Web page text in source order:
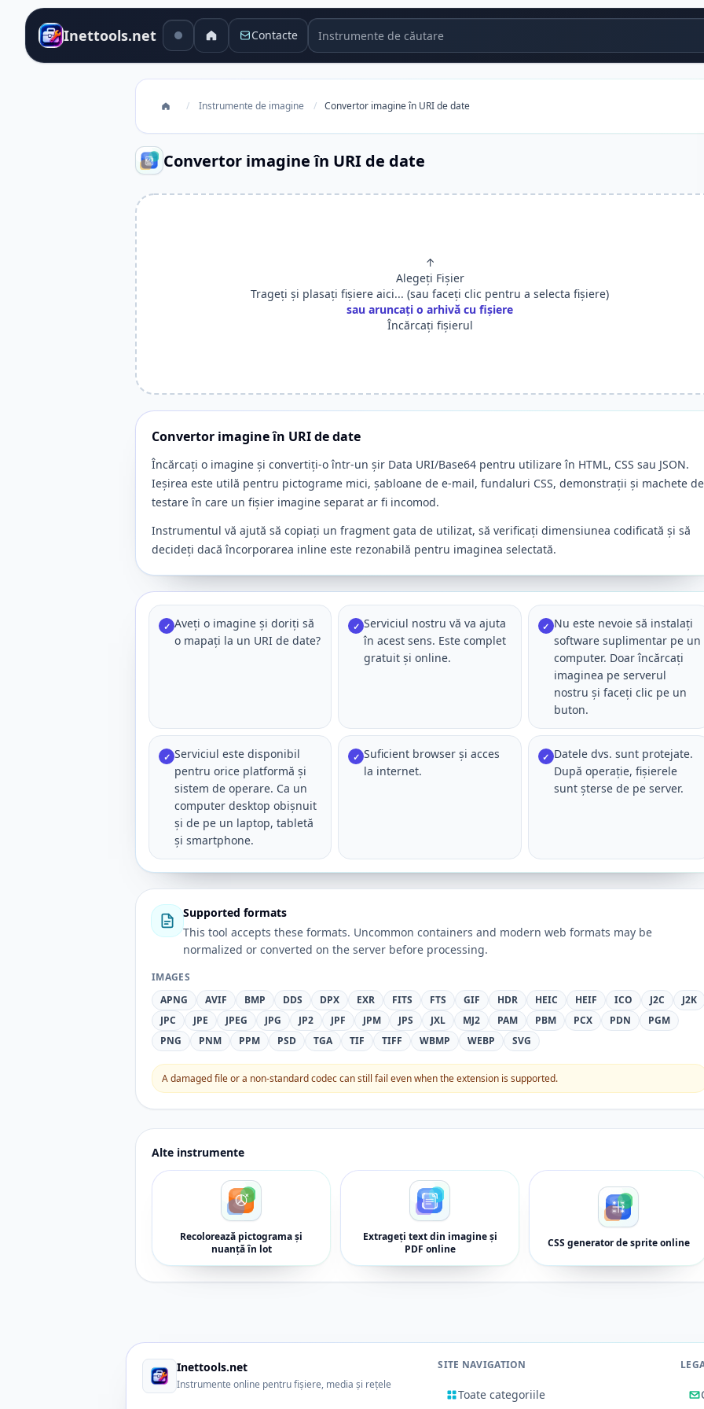
Inettools.net Contacte Instrumente de căutare
/ Instrumente de imagine / Convertor imagine în URI de date
Convertor imagine în URI de date
↑
Alegeți Fișier
Trageți și plasați fișiere aici... (sau faceți clic pentru a selecta fișiere)
sau aruncați o arhivă cu fișiere
Încărcați fișierul
Convertor imagine în URI de date
Încărcați o imagine și convertiți-o într-un șir Data URI/Base64 pentru utilizare în HTML, CSS sau JSON.
Ieșirea este utilă pentru pictograme mici, șabloane de e-mail, fundaluri CSS, demonstrații și machete de
testare în care un fișier imagine separat ar fi incomod.
Instrumentul vă ajută să copiați un fragment gata de utilizat, să verificați dimensiunea codificată și să
decideți dacă încorporarea inline este rezonabilă pentru imaginea selectată.
✓ Aveți o imagine și doriți să
o mapați la un URI de date?
✓ Serviciul nostru vă va ajuta
în acest sens. Este complet
gratuit și online.
✓ Nu este nevoie să instalați
software suplimentar pe un
computer. Doar încărcați
imaginea pe serverul
nostru și faceți clic pe un
buton.
✓ Serviciul este disponibil
pentru orice platformă și
sistem de operare. Ca un
computer desktop obișnuit
și de pe un laptop, tabletă
și smartphone.
✓ Suficient browser și acces
la internet.
✓ Datele dvs. sunt protejate.
După operație, fișierele
sunt șterse de pe server.
Supported formats
This tool accepts these formats. Uncommon containers and modern web formats may be
normalized or converted on the server before processing.
IMAGES
APNG
AVIF BMP DDS DPX EXR FITS FTS GIF HDR HEIC HEIF ICO J2C
J2K
JPC
JPE JPEG JPG JP2 JPF JPM JPS JXL MJ2 PAM PBM PCX PDN
PGM
PNG
PNM PPM PSD TGA TIF TIFF WBMP WEBP SVG
A damaged file or a non-standard codec can still fail even when the extension is supported.
Alte instrumente
Recolorează pictograma și
nuanță în lot
Extrageți text din imagine și
PDF online
CSS generator de sprite online
Inettools.net
Instrumente online pentru fișiere, media și rețele
SITE NAVIGATION
Toate categoriile